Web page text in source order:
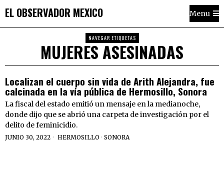
EL OBSERVADOR MEXICO Menu
NAVEGAR ETIQUETAS
MUJERES ASESINADAS
Localizan el cuerpo sin vida de Arith Alejandra, fue
calcinada en la vía pública de Hermosillo, Sonora
La fiscal del estado emitió un mensaje en la medianoche,
donde dijo que se abrió una carpeta de investigación por el
delito de feminicidio.
JUNIO 30, 2022 HERMOSILLO · SONORA